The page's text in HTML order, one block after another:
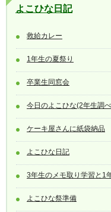
よこひな日記
救給カレー
1年生の夏祭り
卒業生同窓会
今日のよこひな(2年生調
ケーキ屋さんに紙袋納品
よこひな日記
3年生のメモ取り学習と1
よこひな祭準備